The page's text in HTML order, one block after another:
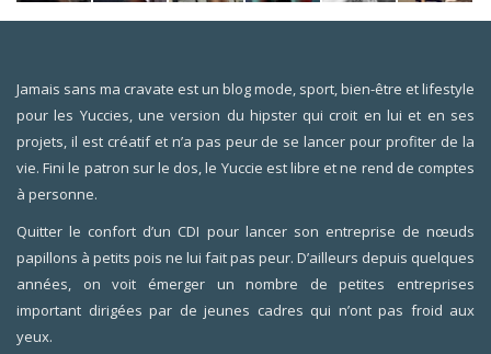
Jamais sans ma cravate est un blog mode, sport, bien-être et lifestyle
pour les Yuccies, une version du hipster qui croit en lui et en ses
projets, il est créatif et n’a pas peur de se lancer pour profiter de la
vie. Fini le patron sur le dos, le Yuccie est libre et ne rend de comptes
à personne.
Quitter le confort d’un CDI pour lancer son entreprise de nœuds
papillons à petits pois ne lui fait pas peur. D’ailleurs depuis quelques
années, on voit émerger un nombre de petites entreprises
important dirigées par de jeunes cadres qui n’ont pas froid aux
yeux.